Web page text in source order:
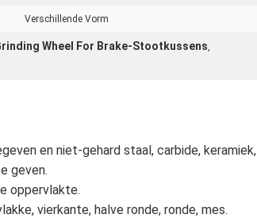
Verschillende Vorm
Wheel For Brake-Stootkussens,
en niet-gehard staal, carbide, keramiek,
geven.
oppervlakte.
vierkante, halve ronde, ronde, mes.